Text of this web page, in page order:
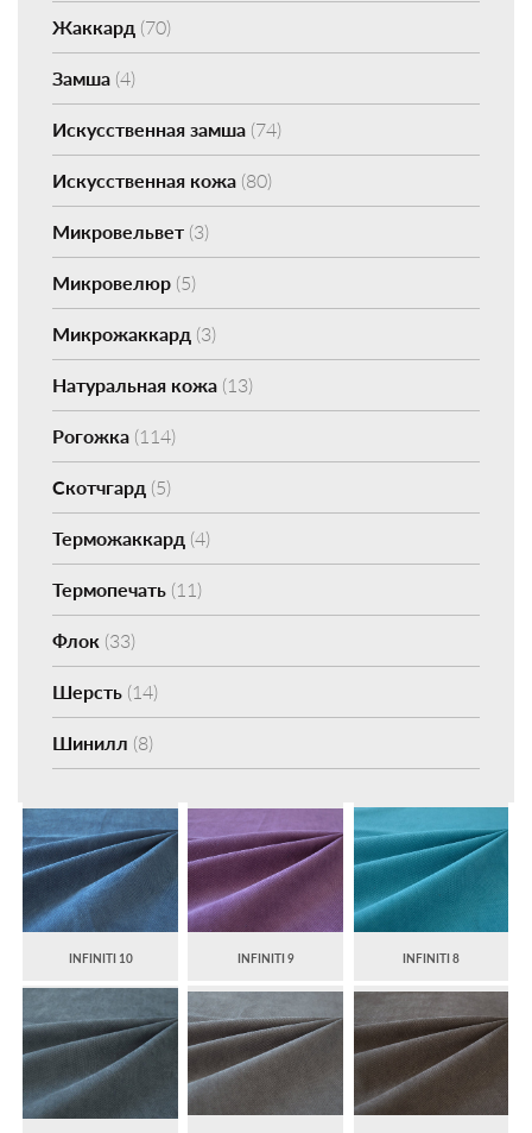
Жаккард (70)
Замша (4)
Искусственная замша (74)
Искусственная кожа (80)
Микровельвет (3)
Микровелюр (5)
Микрожаккард (3)
Натуральная кожа (13)
Рогожка (114)
Скотчгард (5)
Терможаккард (4)
Термопечать (11)
Флок (33)
Шерсть (14)
Шинилл (8)
INFINITI 10 INFINITI 9 INFINITI 8